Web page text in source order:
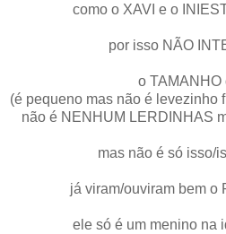
como o XAVI e o
por isso NÃO
o TAMANHO
(é pequeno mas não é levezinho
não é NENHUM LERDINHAS
mas não é só isso/
já viram/ouviram bem o
ele só é um menino na